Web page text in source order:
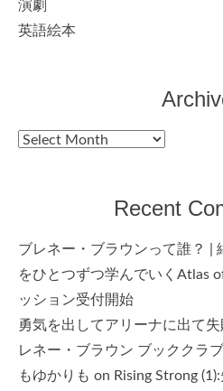
演劇
英語絵本
Archives
Recent
ブレネー・ブラウンって誰？ |
をひとつずつ学んでいくAtlas
ッション受付開始
勇気を出してアリーナに出て
レネー・ブラウン ブッククラ
もゆかりも on Rising Strong